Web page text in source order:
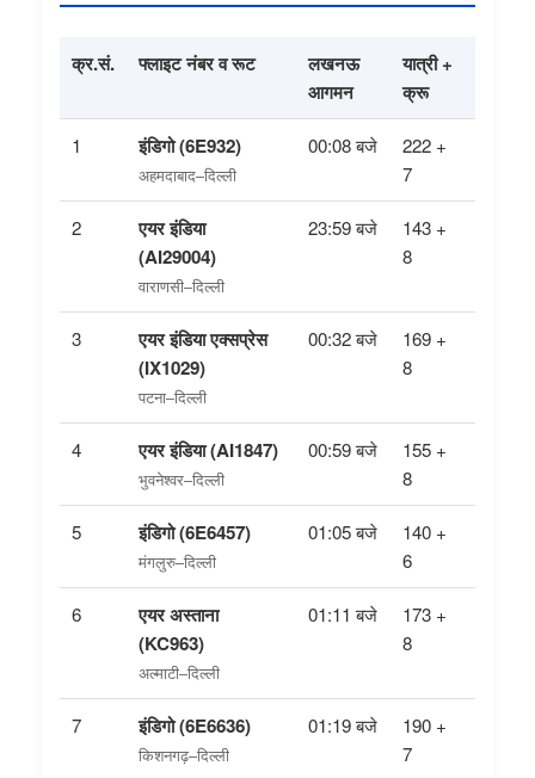
क्र.सं. फ्लाइट नंबर व रूट
लखनऊ
आगमन
यात्री +
क्रू
1 इंडिगो (6E932)
अहमदाबाद–दिल्ली
00:08 बजे
222 +
7
2
एयर इंडिया
(AI29004)
वाराणसी–दिल्ली
23:59 बजे
143 +
8
3
एयर इंडिया एक्सप्रेस
(IX1029)
पटना–दिल्ली
00:32 बजे
169 +
8
4 एयर इंडिया (AI1847)
भुवनेश्वर–दिल्ली
00:59 बजे
155 +
8
5 इंडिगो (6E6457)
मंगलुरु–दिल्ली
01:05 बजे
140 +
6
6
एयर अस्ताना
(KC963)
अल्माटी–दिल्ली
01:11 बजे
173 +
8
7 इंडिगो (6E6636)
किशनगढ़–दिल्ली
01:19 बजे
190 +
7